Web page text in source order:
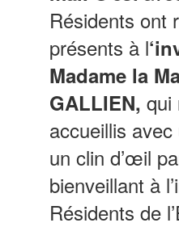
Résidents ont
présents à l
Madame la
GALLIEN,qui
accueillis
un clin d’œil
bienveillant à
Résidents de